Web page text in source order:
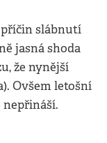
příčin slábnutí
jasná shoda
že nynější
Ovšem letošní